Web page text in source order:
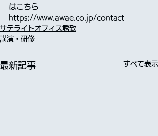
はこちら
https://www.awae.co.jp/contact
サテライトオフィス誘致
講演・研修
最新記事 すべて表示